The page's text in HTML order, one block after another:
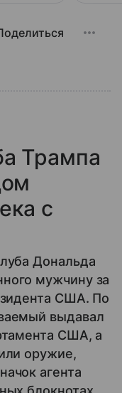
Трампа
с
Дональда
мужчину за
США. По
выдавал
США, а
оружие,
агента